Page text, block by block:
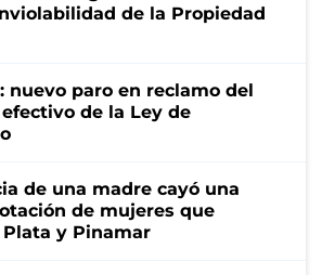
de la Propiedad
nuevo paro en reclamo del
de la Ley de
de una madre cayó una
de mujeres que
y Pinamar